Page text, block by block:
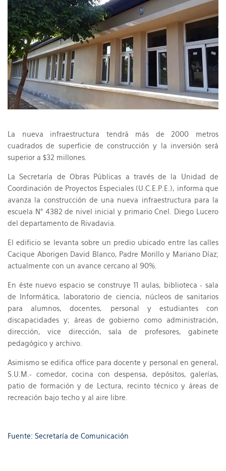
La nueva infraestructura tendrá más de 2000 metros
cuadrados de superficie de construcción y la inversión será
superior a $32 millones.
La Secretaría de Obras Públicas a través de la Unidad de
Coordinación de Proyectos Especiales (U.C.E.P.E.), informa que
avanza la construcción de una nueva infraestructura para la
escuela N° 4382 de nivel inicial y primario Cnel. Diego Lucero
del departamento de Rivadavia.
El edificio se levanta sobre un predio ubicado entre las calles
Cacique Aborigen David Blanco, Padre Morillo y Mariano Díaz;
actualmente con un avance cercano al 90%.
En éste nuevo espacio se construye 11 aulas, biblioteca - sala
de Informática, laboratorio de ciencia, núcleos de sanitarios
para alumnos, docentes, personal y estudiantes con
discapacidades y; áreas de gobierno como administración,
dirección, vice dirección, sala de profesores, gabinete
pedagógico y archivo.
Asimismo se edifica office para docente y personal en general,
S.U.M.- comedor, cocina con despensa, depósitos, galerías,
patio de formación y de Lectura, recinto técnico y áreas de
recreación bajo techo y al aire libre.
Fuente: Secretaría de Comunicación